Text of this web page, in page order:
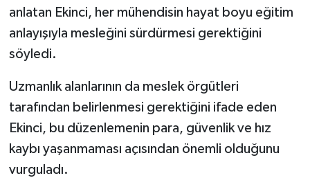
anlatan Ekinci, her mühendisin hayat boyu eğitim
anlayışıyla mesleğini sürdürmesi gerektiğini
söyledi.
Uzmanlık alanlarının da meslek örgütleri
tarafından belirlenmesi gerektiğini ifade eden
Ekinci, bu düzenlemenin para, güvenlik ve hız
kaybı yaşanmaması açısından önemli olduğunu
vurguladı.